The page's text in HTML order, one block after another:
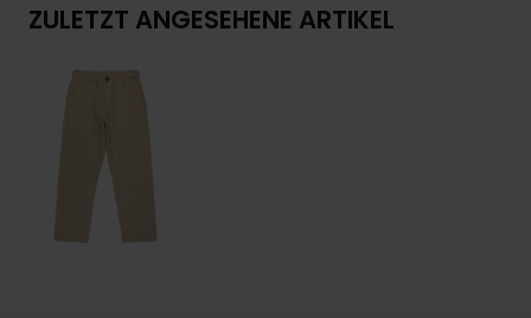
ZULETZT ANGESEHENE ARTIKEL